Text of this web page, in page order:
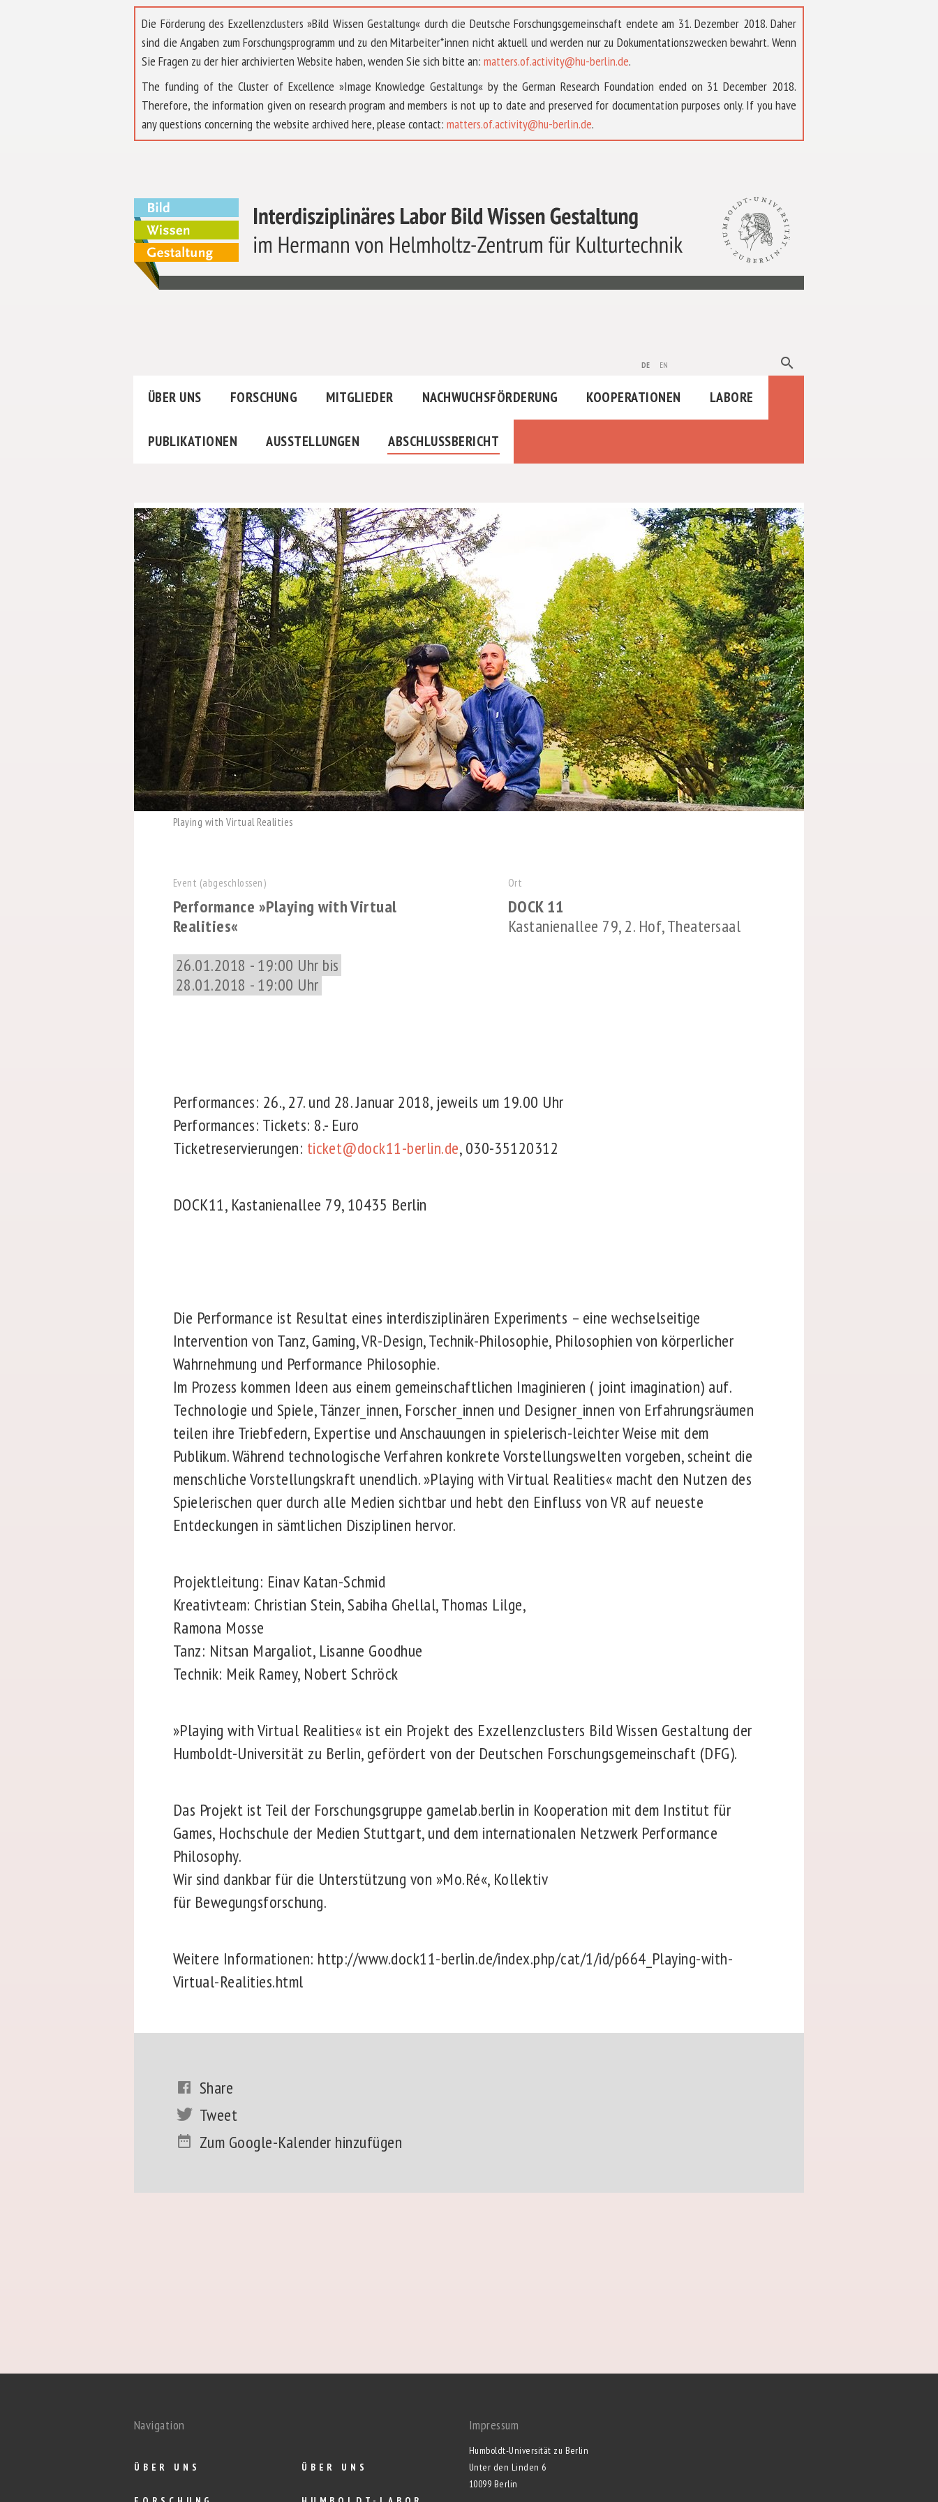
Die Förderung des Exzellenzclusters »Bild Wissen Gestaltung« durch die Deutsche Forschungsgemeinschaft endete am 31. Dezember 2018. Daher
sind die Angaben zum Forschungsprogramm und zu den Mitarbeiter*innen nicht aktuell und werden nur zu Dokumentationszwecken bewahrt. Wenn
Sie Fragen zu der hier archivierten Website haben, wenden Sie sich bitte an: matters.of.activity@hu-berlin.de.
The funding of the Cluster of Excellence »Image Knowledge Gestaltung« by the German Research Foundation ended on 31 December 2018.
Therefore, the information given on research program and members is not up to date and preserved for documentation purposes only. If you have
any questions concerning the website archived here, please contact: matters.of.activity@hu-berlin.de.
de en search
ÜBER UNS FORSCHUNG MITGLIEDER NACHWUCHSFÖRDERUNG KOOPERATIONEN LABORE
PUBLIKATIONEN AUSSTELLUNGEN ABSCHLUSSBERICHT
Playing with Virtual Realities
Event (abgeschlossen)
Performance »Playing with Virtual
Realities«
26.01.2018 - 19:00 Uhr bis
28.01.2018 - 19:00 Uhr
Ort
DOCK 11
Kastanienallee 79, 2. Hof, Theatersaal
Performances: 26., 27. und 28. Januar 2018, jeweils um 19.00 Uhr
Performances: Tickets: 8.- Euro
Ticketreservierungen: ticket@dock11-berlin.de, 030-35120312
DOCK11, Kastanienallee 79, 10435 Berlin
Die Performance ist Resultat eines interdisziplinären Experiments – eine wechselseitige
Intervention von Tanz, Gaming, VR-Design, Technik-Philosophie, Philosophien von körperlicher
Wahrnehmung und Performance Philosophie.
Im Prozess kommen Ideen aus einem gemeinschaftlichen Imaginieren ( joint imagination) auf.
Technologie und Spiele, Tänzer_innen, Forscher_innen und Designer_innen von Erfahrungsräumen
teilen ihre Triebfedern, Expertise und Anschauungen in spielerisch-leichter Weise mit dem
Publikum. Während technologische Verfahren konkrete Vorstellungswelten vorgeben, scheint die
menschliche Vorstellungskraft unendlich. »Playing with Virtual Realities« macht den Nutzen des
Spielerischen quer durch alle Medien sichtbar und hebt den Einfluss von VR auf neueste
Entdeckungen in sämtlichen Disziplinen hervor.
Projektleitung: Einav Katan-Schmid
Kreativteam: Christian Stein, Sabiha Ghellal, Thomas Lilge,
Ramona Mosse
Tanz: Nitsan Margaliot, Lisanne Goodhue
Technik: Meik Ramey, Nobert Schröck
»Playing with Virtual Realities« ist ein Projekt des Exzellenzclusters Bild Wissen Gestaltung der
Humboldt-Universität zu Berlin, gefördert von der Deutschen Forschungsgemeinschaft (DFG).
Das Projekt ist Teil der Forschungsgruppe gamelab.berlin in Kooperation mit dem Institut für
Games, Hochschule der Medien Stuttgart, und dem internationalen Netzwerk Performance
Philosophy.
Wir sind dankbar für die Unterstützung von »Mo.Ré«, Kollektiv
für Bewegungsforschung.
Weitere Informationen: http://www.dock11-berlin.de/index.php/cat/1/id/p664_Playing-with-
Virtual-Realities.html
Share
Tweet
Zum Google-Kalender hinzufügen
Navigation
ÜBER UNS ÜBER UNS
Impressum
Humboldt-Universität zu Berlin
Unter den Linden 6
10099 Berlin